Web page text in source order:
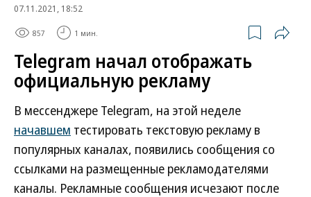
07.11.2021, 18:52
857 1 мин.
Telegram начал отображать
официальную рекламу
В мессенджере Telegram, на этой неделе
начавшем тестировать текстовую рекламу в
популярных каналах, появились сообщения со
ссылками на размещенные рекламодателями
каналы. Рекламные сообщения исчезают после